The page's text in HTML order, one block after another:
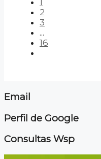
1
2
3
...
16
Email
Perfil de Google
Consultas Wsp